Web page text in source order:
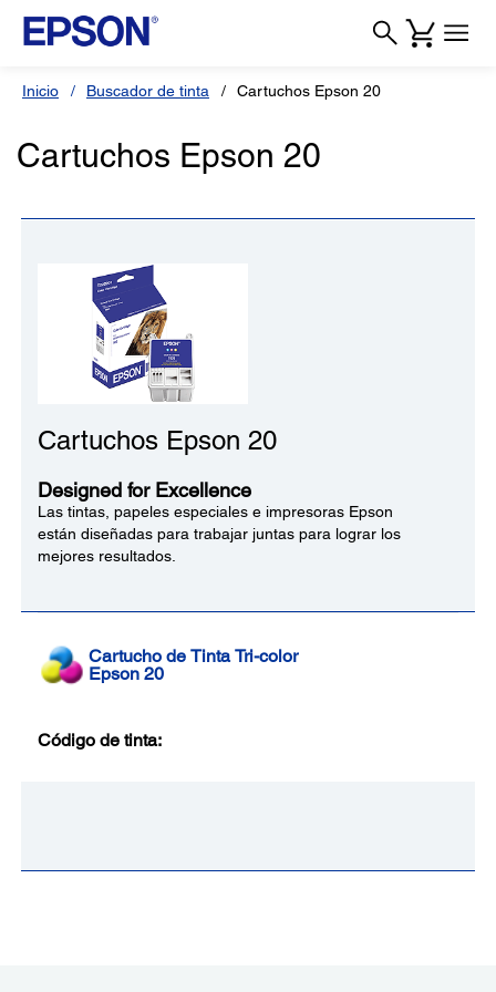
Inicio Buscador de tinta Cartuchos Epson 20
Cartuchos Epson 20
Cartuchos Epson 20
Designed for Excellence
Las tintas, papeles especiales e impresoras Epson
están diseñadas para trabajar juntas para lograr los
mejores resultados.
Cartucho de Tinta Tri-color
Epson 20
Código de tinta: